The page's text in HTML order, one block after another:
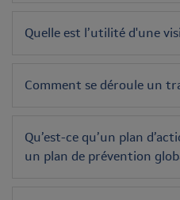
Quelle est l’utilité d'une
Comment se déroule un
Qu’est-ce qu’un plan
un plan de prévention